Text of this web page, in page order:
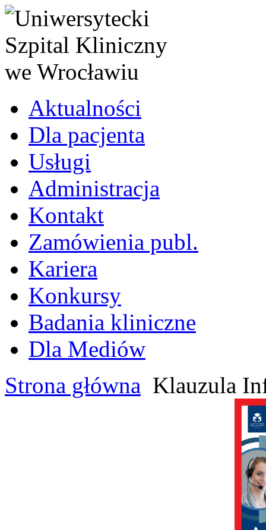
Aktualności
Dla pacjenta
Usługi
Administracja
Kontakt
Zamówienia publ.
Kariera
Konkursy
Badania kliniczne
Dla Mediów
Strona główna Klauzula